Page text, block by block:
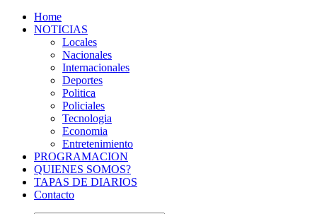
Home
NOTICIAS
Locales
Nacionales
Internacionales
Deportes
Politica
Policiales
Tecnologia
Economia
Entretenimiento
PROGRAMACION
QUIENES SOMOS?
TAPAS DE DIARIOS
Contacto